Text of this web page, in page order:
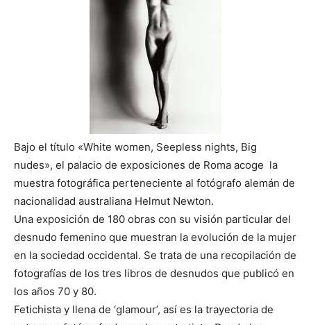
Bajo el título «White women, Seepless nights, Big
nudes», el palacio de exposiciones de Roma acoge la
muestra fotográfica perteneciente al fotógrafo alemán de
nacionalidad australiana Helmut Newton.
Una exposición de 180 obras con su visión particular del
desnudo femenino que muestran la evolución de la mujer
en la sociedad occidental. Se trata de una recopilación de
fotografías de los tres libros de desnudos que publicó en
los años 70 y 80.
Fetichista y llena de ‘glamour’, así es la trayectoria de